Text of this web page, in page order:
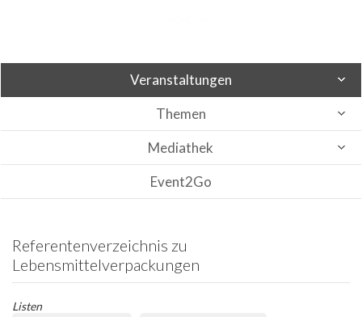
Veranstaltungen
Themen
Mediathek
Event2Go
Referentenverzeichnis zu
Lebensmittelverpackungen
Listen